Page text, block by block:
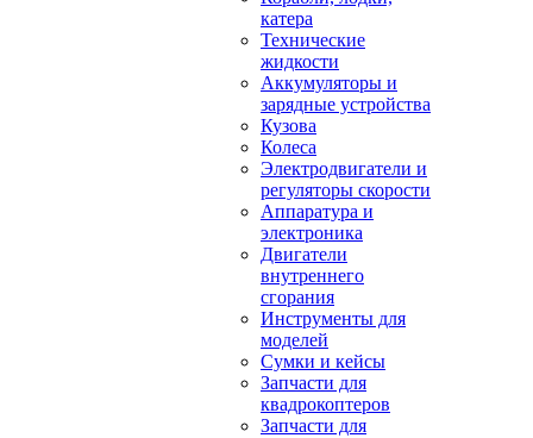
катера
Технические
жидкости
Аккумуляторы и
зарядные устройства
Кузова
Колеса
Электродвигатели и
регуляторы скорости
Аппаратура и
электроника
Двигатели
внутреннего
сгорания
Инструменты для
моделей
Сумки и кейсы
Запчасти для
квадрокоптеров
Запчасти для